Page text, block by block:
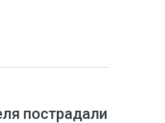
пострадали